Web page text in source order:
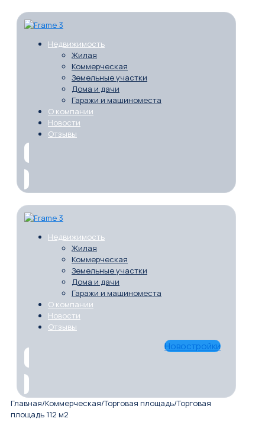
Недвижимость
Жилая
Коммерческая
Земельные участки
Дома и дачи
Гаражи и машиноместа
О компании
Новости
Отзывы
Недвижимость
Жилая
Коммерческая
Земельные участки
Дома и дачи
Гаражи и машиноместа
О компании
Новости
Отзывы
Новостройки
Главная/Коммерческая/Торговая площадь/Торговая
площадь 112 м2